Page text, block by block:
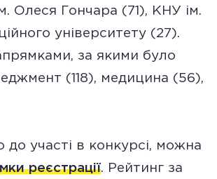
Олеся Гончара (71), КНУ ім.
університету (27).
за якими було
(118), медицина (56),
до участі в конкурсі, можна
реєстрації. Рейтинг за